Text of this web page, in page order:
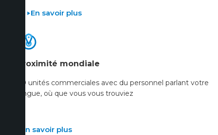
En savoir plus
Proximité mondiale
40 unités commerciales avec du personnel parlant votre
langue, où que vous vous trouviez
En savoir plus